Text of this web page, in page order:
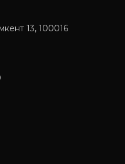
13, 100016